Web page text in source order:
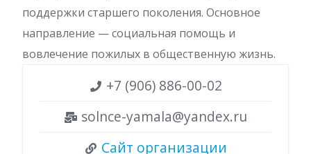
поддержки старшего поколения. Основное
направление — социальная помощь и
вовлечение пожилых в общественную жизнь.
+7 (906) 886-00-02
solnce-yamala@yandex.ru
Сайт организации